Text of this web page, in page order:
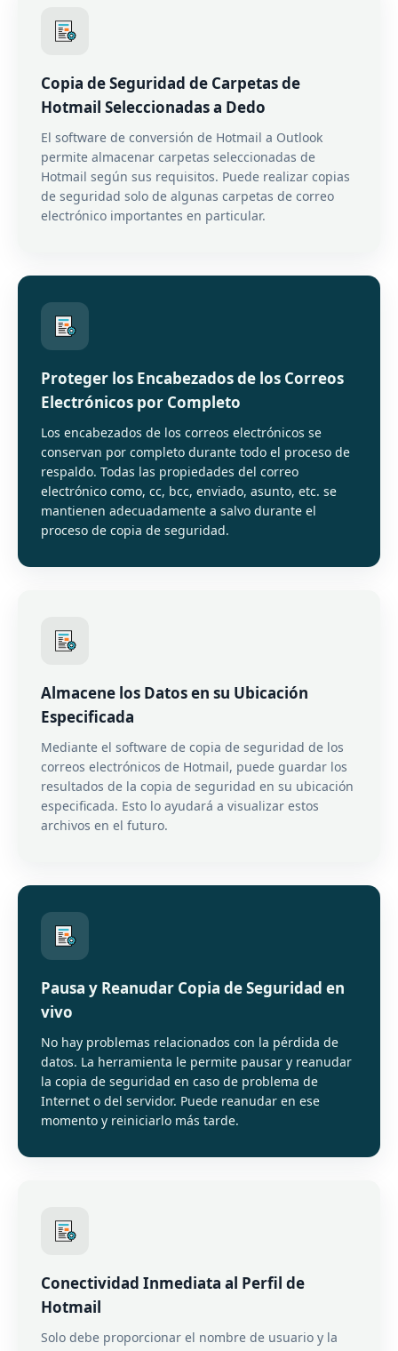
Copia de Seguridad de Carpetas de
Hotmail Seleccionadas a Dedo
El software de conversión de Hotmail a Outlook
permite almacenar carpetas seleccionadas de
Hotmail según sus requisitos. Puede realizar copias
de seguridad solo de algunas carpetas de correo
electrónico importantes en particular.
Proteger los Encabezados de los Correos
Electrónicos por Completo
Los encabezados de los correos electrónicos se
conservan por completo durante todo el proceso de
respaldo. Todas las propiedades del correo
electrónico como, cc, bcc, enviado, asunto, etc. se
mantienen adecuadamente a salvo durante el
proceso de copia de seguridad.
Almacene los Datos en su Ubicación
Especificada
Mediante el software de copia de seguridad de los
correos electrónicos de Hotmail, puede guardar los
resultados de la copia de seguridad en su ubicación
especificada. Esto lo ayudará a visualizar estos
archivos en el futuro.
Pausa y Reanudar Copia de Seguridad en
vivo
No hay problemas relacionados con la pérdida de
datos. La herramienta le permite pausar y reanudar
la copia de seguridad en caso de problema de
Internet o del servidor. Puede reanudar en ese
momento y reiniciarlo más tarde.
Conectividad Inmediata al Perfil de
Hotmail
Solo debe proporcionar el nombre de usuario y la